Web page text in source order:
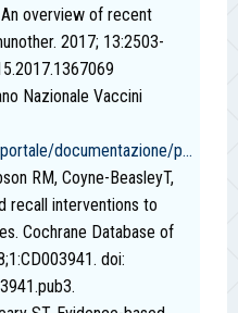
overview of recent
2017; 13:2503-
Nazionale Vaccini
documentazione/p...
RM, Coyne-BeasleyT,
recall interventions to
Cochrane Database of
doi: